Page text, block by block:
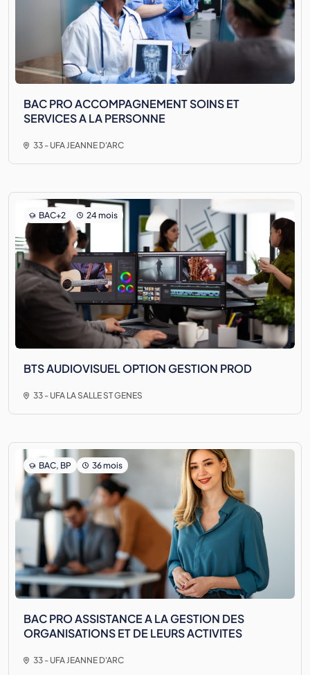
BAC PRO ACCOMPAGNEMENT SOINS ET
SERVICES A LA PERSONNE
33 - UFA JEANNE D'ARC
BAC+2 24 mois
BTS AUDIOVISUEL OPTION GESTION PROD
33 - UFA LA SALLE ST GENES
BAC, BP 36 mois
BAC PRO ASSISTANCE A LA GESTION DES
ORGANISATIONS ET DE LEURS ACTIVITES
33 - UFA JEANNE D'ARC